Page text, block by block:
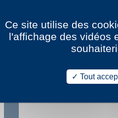
Ce site utilise des
l'affichage des vidéos
Tout